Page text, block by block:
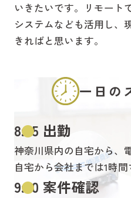
いきたいです。リモート
システムなども活用し、
きればと思います。
一日の
8:45 出勤
神奈川県内の自宅から、
自宅から会社までは1時間
9:00 案件確認